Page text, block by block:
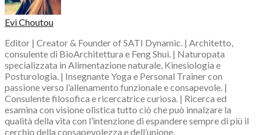
Evi Choutou
Editor | Creator & Founder of SATI Dynamic. | Architetto,
consulente di BioArchitettura e Feng Shui. | Naturopata
specializzata in Alimentazione naturale, Kinesiologia e
Posturologia. | Insegnante Yoga e Personal Trainer con
passione verso l’allenamento funzionale e consapevole. |
Consulente filosofica e ricercatrice curiosa. | Ricerca ed
esamina con visione olistica tutto ciò che può innalzare la
qualità della vita con l’intenzione di espandere sempre di più il
cerchio della consapevolezza e dell’unione.